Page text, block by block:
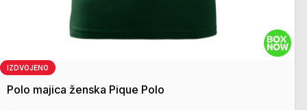
IZDVOJENO
Polo majica ženska Pique Polo